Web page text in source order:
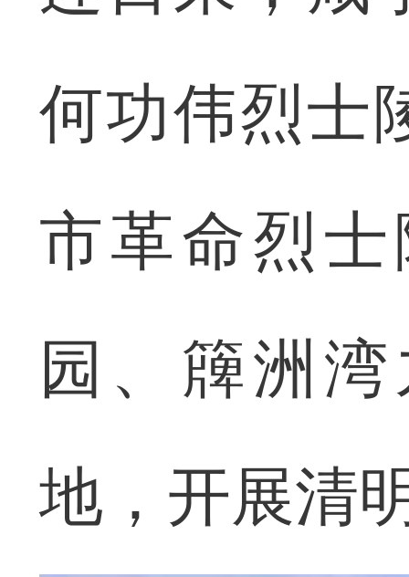
何功伟烈士
市革命烈
园、簰洲
地，开展清